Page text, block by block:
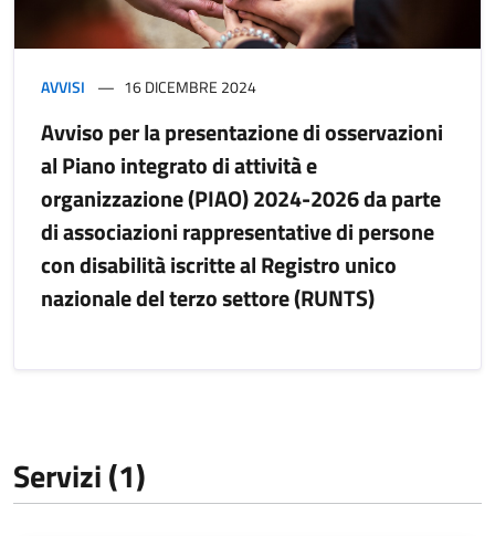
AVVISI 16 DICEMBRE 2024
Avviso per la presentazione di osservazioni
al Piano integrato di attività e
organizzazione (PIAO) 2024-2026 da parte
di associazioni rappresentative di persone
con disabilità iscritte al Registro unico
nazionale del terzo settore (RUNTS)
Servizi (1)